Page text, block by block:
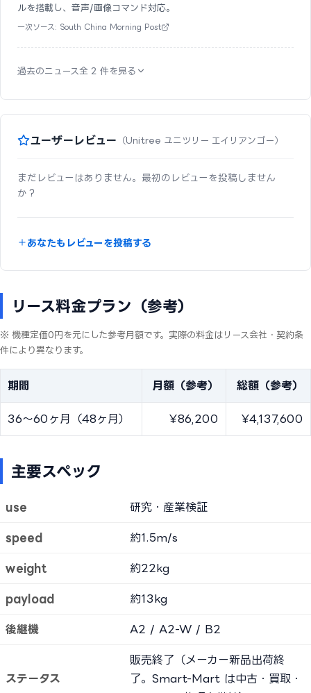
ルを搭載し、音声/画像コマンド対応。
一次ソース: South China Morning Post
過去のニュース全 2 件を見る
ユーザーレビュー （Unitree ユニツリー エイリアンゴー）
まだレビューはありません。最初のレビューを投稿しません
か？
あなたもレビューを投稿する
リース料金プラン（参考）
※ 機種定価0円を元にした参考月額です。実際の料金はリース会社・契約条
件により異なります。
期間 月額（参考） 総額（参考）
36〜60ヶ月（48ヶ月） ¥86,200 ¥4,137,600
主要スペック
use 研究・産業検証
speed 約1.5m/s
weight 約22kg
payload 約13kg
後継機 A2 / A2-W / B2
ステータス
販売終了（メーカー新品出荷終
了。Smart-Mart は中古・買取・